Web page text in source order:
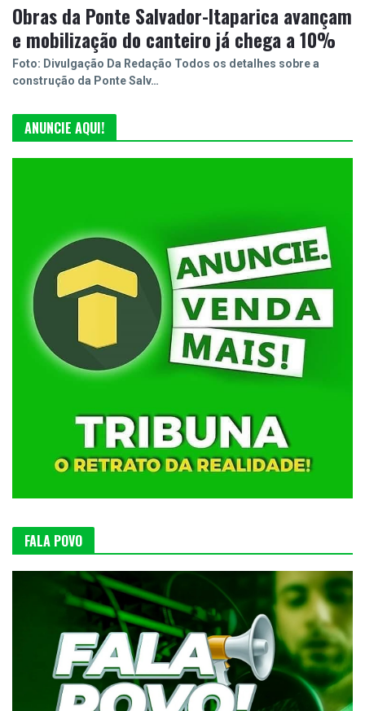
Obras da Ponte Salvador-Itaparica avançam
e mobilização do canteiro já chega a 10%
Foto: Divulgação Da Redação Todos os detalhes sobre a
construção da Ponte Salv…
ANUNCIE AQUI!
FALA POVO